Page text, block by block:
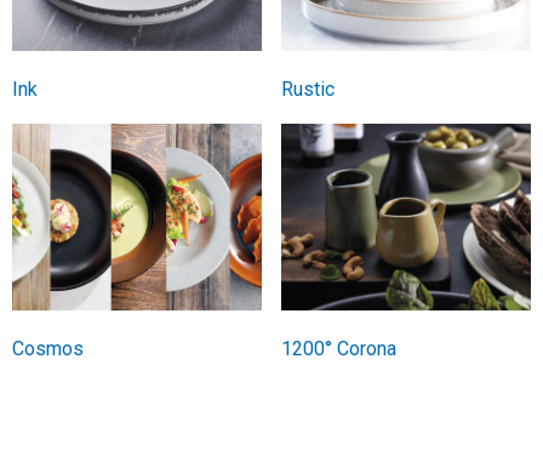
Ink Rustic
Cosmos 1200° Corona